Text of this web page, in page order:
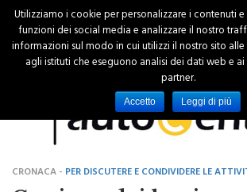
CRONACA - PER DISCUTERE E CONDIVIDERE LE
Utilizziamo i cookie per personalizzare i contenuti
funzioni dei social media e analizzare il nostro
informazioni sul modo in cui utilizzi il nostro sito
agli istituti che eseguono analisi dei dati web e
partner.
Accetto Leggi di più